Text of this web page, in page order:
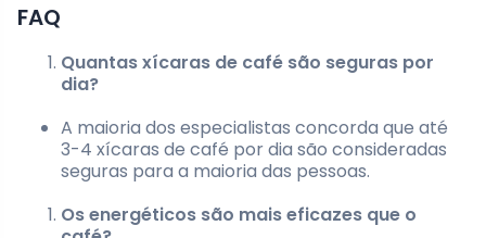
FAQ
Quantas xícaras de café são seguras por
dia?
A maioria dos especialistas concorda que até
3-4 xícaras de café por dia são consideradas
seguras para a maioria das pessoas.
Os energéticos são mais eficazes que o